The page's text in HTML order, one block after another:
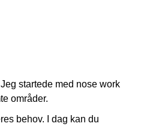
startede med nose work
områder.
behov. I dag kan du